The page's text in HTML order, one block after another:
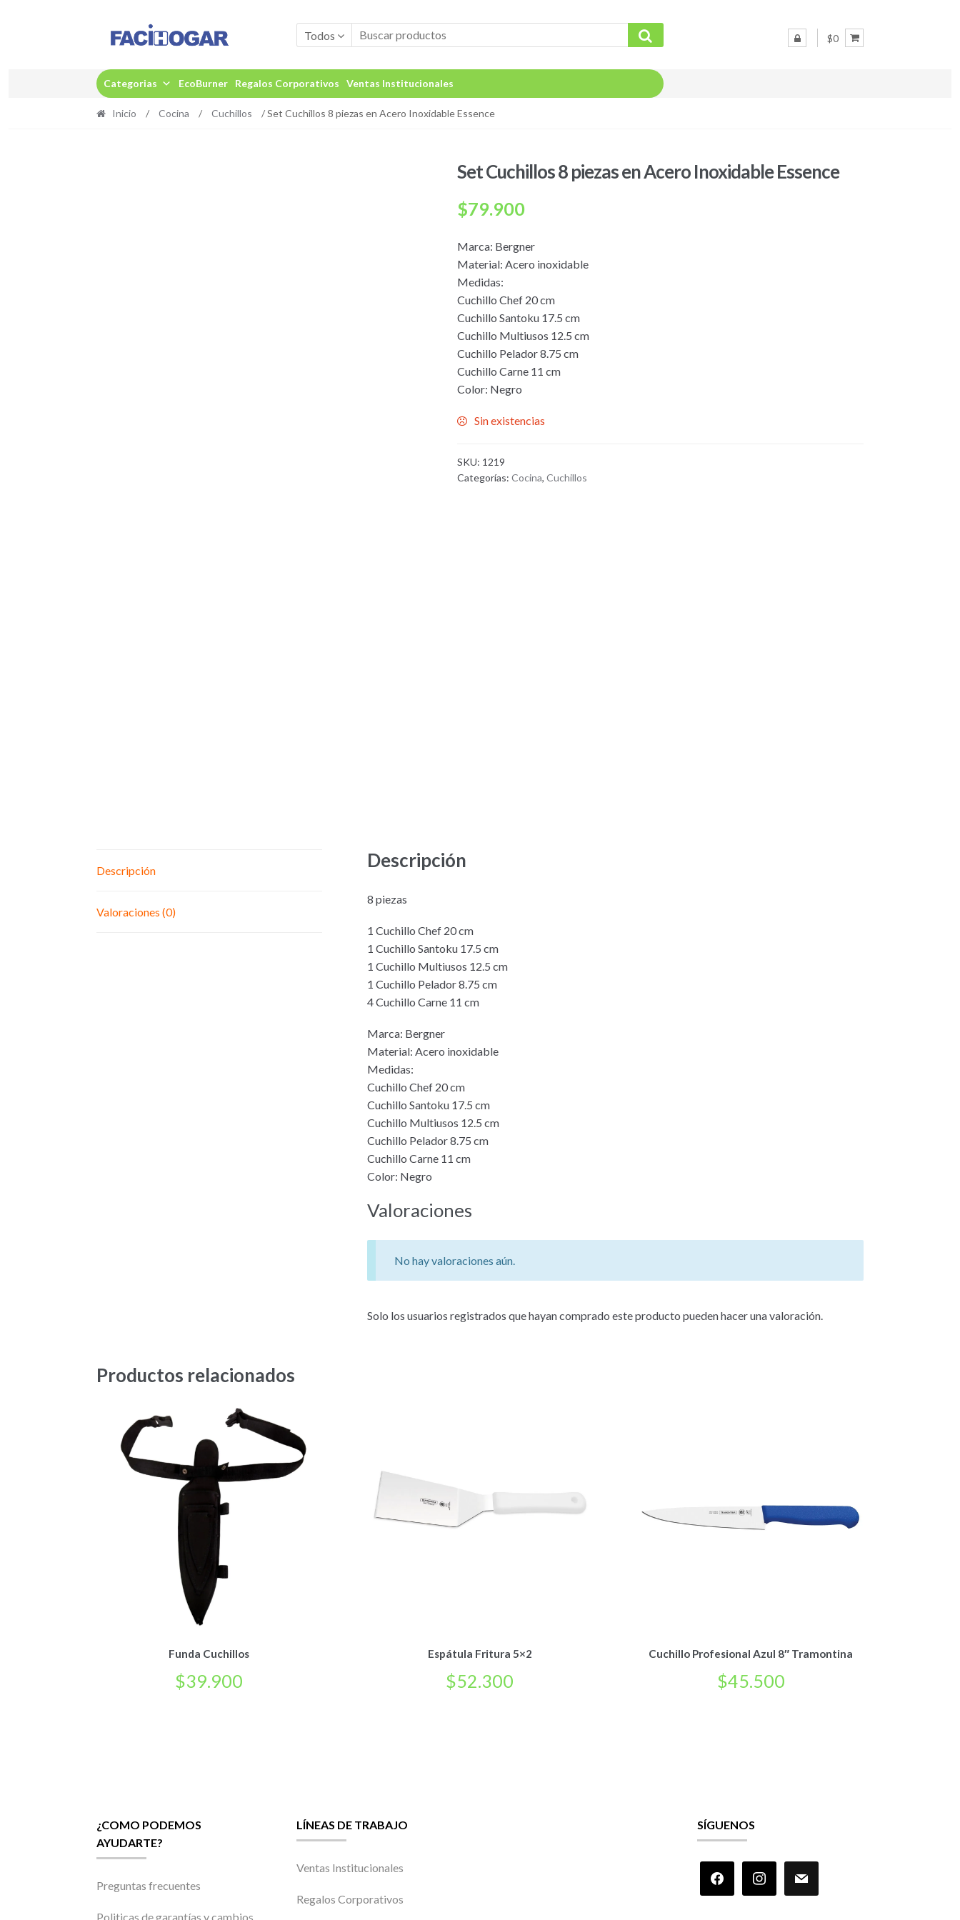
contenido
Todos $0
Categorias EcoBurner Regalos Corporativos Ventas Institucionales
Inicio / Cocina / Cuchillos / Set Cuchillos 8 piezas en Acero Inoxidable Essence
Set Cuchillos 8 piezas en Acero Inoxidable Essence
$79.900
Marca: Bergner
Material: Acero inoxidable
Medidas:
Cuchillo Chef 20 cm
Cuchillo Santoku 17.5 cm
Cuchillo Multiusos 12.5 cm
Cuchillo Pelador 8.75 cm
Cuchillo Carne 11 cm
Color: Negro
Sin existencias
SKU: 1219
Categorías:Cocina,Cuchillos
Descripción
Valoraciones (0)
Descripción
8 piezas
1 Cuchillo Chef 20 cm
1 Cuchillo Santoku 17.5 cm
1 Cuchillo Multiusos 12.5 cm
1 Cuchillo Pelador 8.75 cm
4 Cuchillo Carne 11 cm
Marca: Bergner
Material: Acero inoxidable
Medidas:
Cuchillo Chef 20 cm
Cuchillo Santoku 17.5 cm
Cuchillo Multiusos 12.5 cm
Cuchillo Pelador 8.75 cm
Cuchillo Carne 11 cm
Color: Negro
Valoraciones
No hay valoraciones aún.
Solo los usuarios registrados que hayan comprado este producto pueden hacer una valoración.
Productos relacionados
Funda Cuchillos
$39.900
Espátula Fritura 5×2
$52.300
Cuchillo Profesional Azul 8″ Tramontina
$45.500
¿COMO PODEMOS
AYUDARTE?
Preguntas frecuentes
Politicas de garantías y cambios
LÍNEAS DE TRABAJO
Ventas Institucionales
Regalos Corporativos
SÍGUENOS
facebook instagram